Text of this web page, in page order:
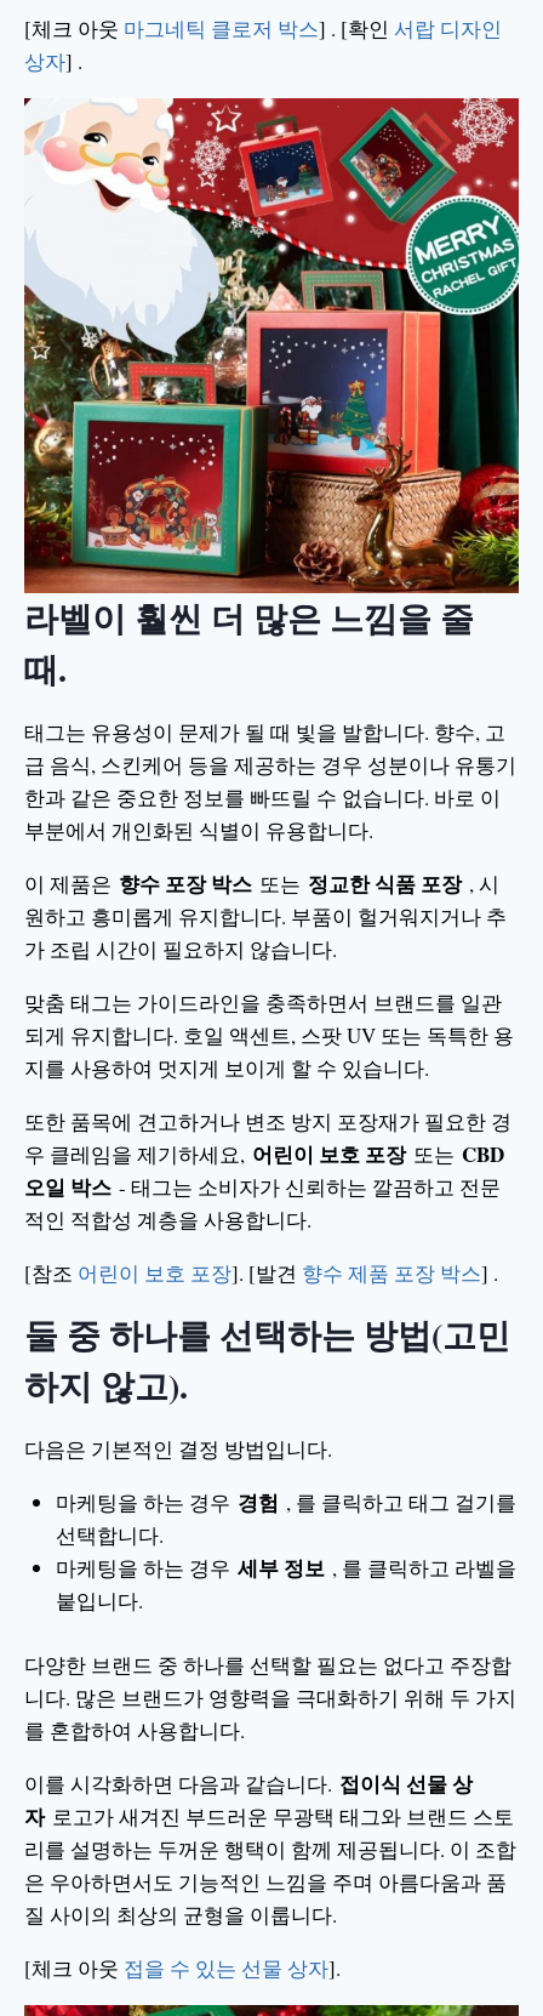
[체크 아웃 마그네틱 클로저 박스] . [확인 서랍 디자인
상자] .
라벨이 훨씬 더 많은 느낌을 줄
때.
태그는 유용성이 문제가 될 때 빛을 발합니다. 향수, 고
급 음식, 스킨케어 등을 제공하는 경우 성분이나 유통기
한과 같은 중요한 정보를 빠뜨릴 수 없습니다. 바로 이
부분에서 개인화된 식별이 유용합니다.
이 제품은 향수 포장 박스 또는 정교한 식품 포장 , 시
원하고 흥미롭게 유지합니다. 부품이 헐거워지거나 추
가 조립 시간이 필요하지 않습니다.
맞춤 태그는 가이드라인을 충족하면서 브랜드를 일관
되게 유지합니다. 호일 액센트, 스팟 UV 또는 독특한 용
지를 사용하여 멋지게 보이게 할 수 있습니다.
또한 품목에 견고하거나 변조 방지 포장재가 필요한 경
우 클레임을 제기하세요, 어린이 보호 포장 또는 CBD
오일 박스 - 태그는 소비자가 신뢰하는 깔끔하고 전문
적인 적합성 계층을 사용합니다.
[참조 어린이 보호 포장]. [발견 향수 제품 포장 박스] .
둘 중 하나를 선택하는 방법(고민
하지 않고).
다음은 기본적인 결정 방법입니다.
마케팅을 하는 경우 경험 , 를 클릭하고 태그 걸기를
선택합니다.
마케팅을 하는 경우 세부 정보 , 를 클릭하고 라벨을
붙입니다.
다양한 브랜드 중 하나를 선택할 필요는 없다고 주장합
니다. 많은 브랜드가 영향력을 극대화하기 위해 두 가지
를 혼합하여 사용합니다.
이를 시각화하면 다음과 같습니다. 접이식 선물 상
자 로고가 새겨진 부드러운 무광택 태그와 브랜드 스토
리를 설명하는 두꺼운 행택이 함께 제공됩니다. 이 조합
은 우아하면서도 기능적인 느낌을 주며 아름다움과 품
질 사이의 최상의 균형을 이룹니다.
[체크 아웃 접을 수 있는 선물 상자].